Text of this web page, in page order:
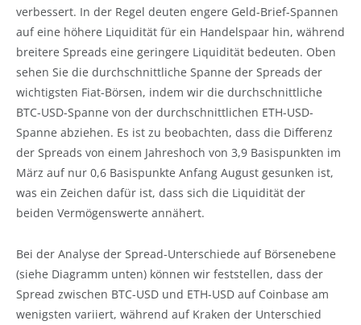
verbessert. In der Regel deuten engere Geld-Brief-Spannen
auf eine höhere Liquidität für ein Handelspaar hin, während
breitere Spreads eine geringere Liquidität bedeuten. Oben
sehen Sie die durchschnittliche Spanne der Spreads der
wichtigsten Fiat-Börsen, indem wir die durchschnittliche
BTC-USD-Spanne von der durchschnittlichen ETH-USD-
Spanne abziehen. Es ist zu beobachten, dass die Differenz
der Spreads von einem Jahreshoch von 3,9 Basispunkten im
März auf nur 0,6 Basispunkte Anfang August gesunken ist,
was ein Zeichen dafür ist, dass sich die Liquidität der
beiden Vermögenswerte annähert.
Bei der Analyse der Spread-Unterschiede auf Börsenebene
(siehe Diagramm unten) können wir feststellen, dass der
Spread zwischen BTC-USD und ETH-USD auf Coinbase am
wenigsten variiert, während auf Kraken der Unterschied